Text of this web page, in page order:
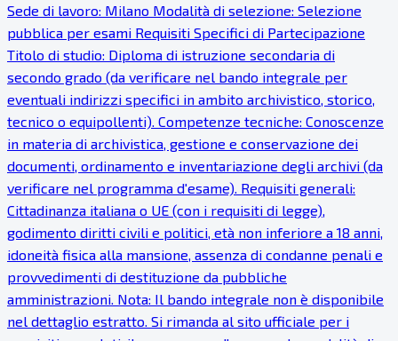
Sede di lavoro: Milano Modalità di selezione: Selezione
pubblica per esami Requisiti Specifici di Partecipazione
Titolo di studio: Diploma di istruzione secondaria di
secondo grado (da verificare nel bando integrale per
eventuali indirizzi specifici in ambito archivistico, storico,
tecnico o equipollenti). Competenze tecniche: Conoscenze
in materia di archivistica, gestione e conservazione dei
documenti, ordinamento e inventariazione degli archivi (da
verificare nel programma d'esame). Requisiti generali:
Cittadinanza italiana o UE (con i requisiti di legge),
godimento diritti civili e politici, età non inferiore a 18 anni,
idoneità fisica alla mansione, assenza di condanne penali e
provvedimenti di destituzione da pubbliche
amministrazioni. Nota: Il bando integrale non è disponibile
nel dettaglio estratto. Si rimanda al sito ufficiale per i